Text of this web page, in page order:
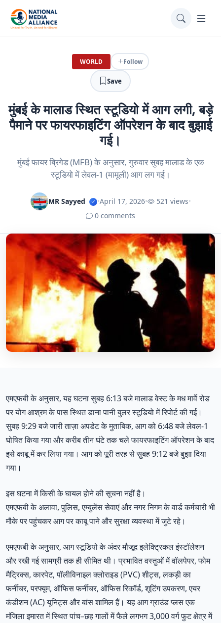
WORLD Follow
Save
मुंबई के मालाड स्थित स्टूडियो में आग लगी, बड़े
पैमाने पर फायरफाइटिंग ऑपरेशन के बाद बुझाई
गई।
मुंबई फायर ब्रिगेड (MFB) के अनुसार, गुरुवार सुबह मालाड के एक
स्टूडियो में लेवल-1 (मामूली) आग लग गई।
MR Sayyed •April 17, 2026• 521 views•
0 comments
एमएफबी के अनुसार, यह घटना सुबह 6:13 बजे मालाड वेस्ट के मध मार्वे रोड
पर योग आश्रम के पास स्थित डाना पानी बुलर स्टूडियो में रिपोर्ट की गई।
सुबह 9:29 बजे जारी ताज़ा अपडेट के मुताबिक, आग को 6:48 बजे लेवल-1
घोषित किया गया और करीब तीन घंटे तक चले फायरफाइटिंग ऑपरेशन के बाद
इसे काबू में कर लिया गया। आग को पूरी तरह से सुबह 9:12 बजे बुझा दिया
गया।
इस घटना में किसी के घायल होने की सूचना नहीं है।
एमएफबी के अलावा, पुलिस, एम्बुलेंस सेवाएं और नगर निगम के वार्ड कर्मचारी भी
मौके पर पहुंचकर आग पर काबू पाने और सुरक्षा व्यवस्था में जुटे रहे।
एमएफबी के अनुसार, आग स्टूडियो के अंदर मौजूद इलेक्ट्रिकल इंस्टॉलेशन
और रखी गई सामग्री तक ही सीमित थी। प्रभावित वस्तुओं में वॉलपेपर, फोम
मैट्रिक्स, कारपेट, पॉलीविनाइल क्लोराइड (PVC) शीट्स, लकड़ी का
फर्नीचर, परफ्यूम, ऑफिस फर्नीचर, ऑफिस रिकॉर्ड, शूटिंग उपकरण, एयर
कंडीशन (AC) यूनिट्स और बांस शामिल हैं। यह आग ग्राउंड प्लस एक
मंजिला इमारत में स्थित पांच–छह गालों में फैले लगभग 3,000 वर्ग फुट क्षेत्र में